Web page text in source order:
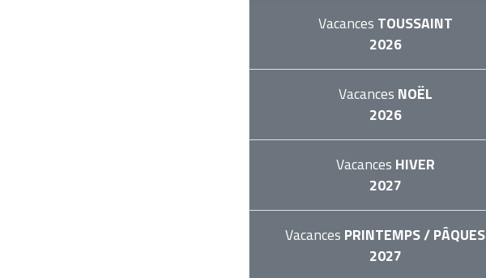
Vacances TOUSSAINT
2026
Vacances NOËL
2026
Vacances HIVER
2027
Vacances PRINTEMPS / PÂQUES
2027